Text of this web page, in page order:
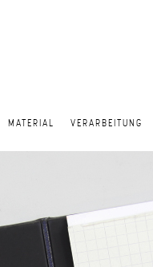
MATERIAL VERARBEITUNG